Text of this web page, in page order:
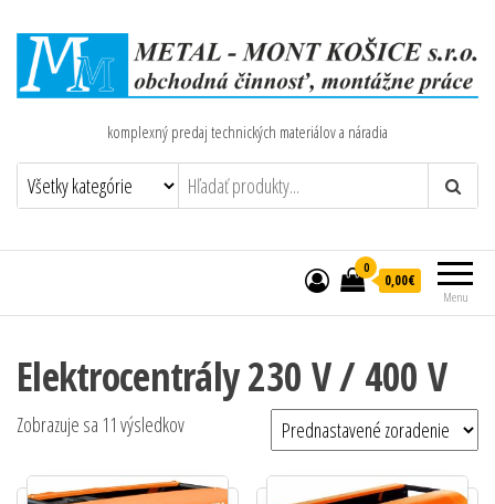
komplexný predaj technických materiálov a náradia
Menu
0
0,00€
Elektrocentrály 230 V / 400 V
Zobrazuje sa 11 výsledkov